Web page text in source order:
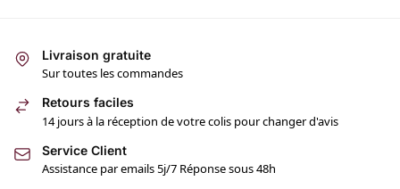
Livraison gratuite
Sur toutes les commandes
Retours faciles
14 jours à la réception de votre colis pour changer d'avis
Service Client
Assistance par emails 5j/7 Réponse sous 48h